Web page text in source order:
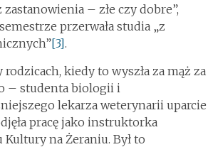
– złe czy dobre”,
przerwała studia „z
[3].
kiedy to wyszła za mąż za
– studenta biologii i
lekarza weterynarii uparcie
pracę jako instruktorka
na Żeraniu. Był to